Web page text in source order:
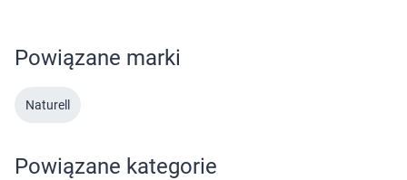
Powiązane marki
Naturell
Powiązane kategorie